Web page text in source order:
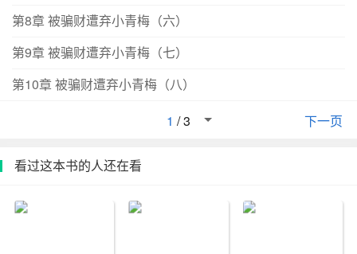
的离开造谣攻击莫嘉祥,最终导致他做出了息影的选择,远走
他国。心痛欲绝的冉清悠一梦回到了前往基地前的晚上,或
清悠不安的看着面前西装笔挺的男人,不知道应该先诉说思
道：和你结婚的话是不是就不能从事演艺工作了？冉清悠
有。结婚的话可能是不太方便……那退圈的话,我不就失业
他站在名利场中央最多人关注的地方,终于等到她回来找到
第8章 被骗财遭弃小青梅（六）
第9章 被骗财遭弃小青梅（七）
第10章 被骗财遭弃小青梅（八）
下一页
1 /3
看过这本书的人还在看